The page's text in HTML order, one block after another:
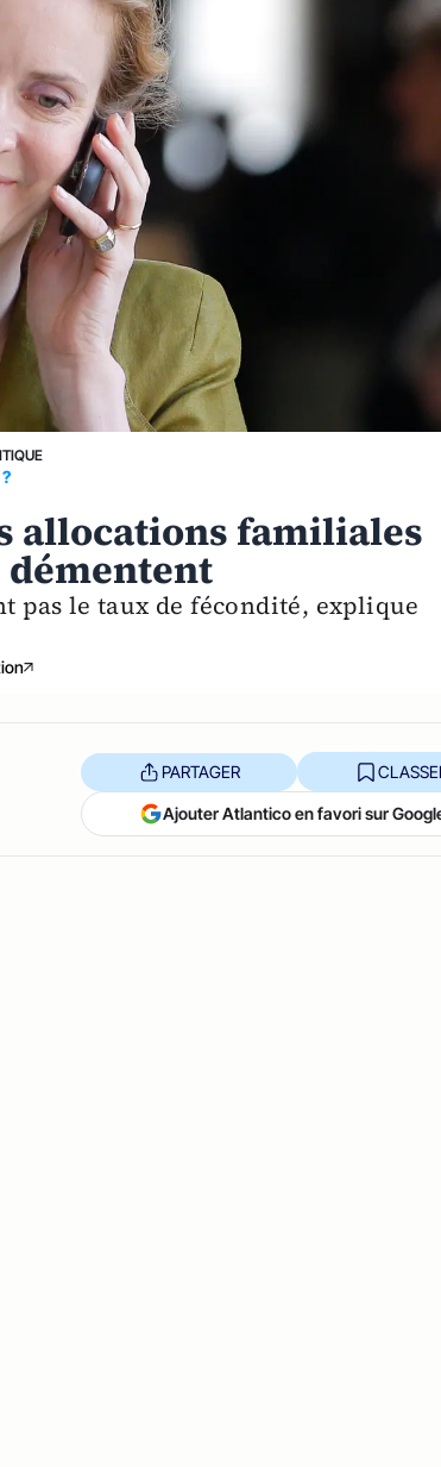
allocations familiales
pas le taux de fécondité, explique
PARTAGER
Ajouter Atlantico en favori sur